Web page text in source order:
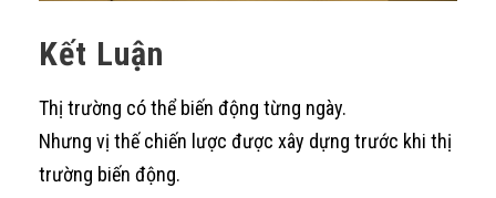
Kết Luận
Thị trường có thể biến động từng ngày.
Nhưng vị thế chiến lược được xây dựng trước khi thị
trường biến động.